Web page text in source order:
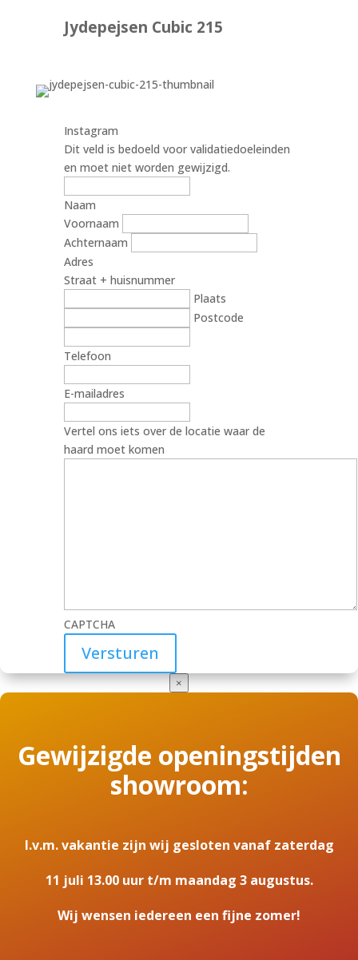
Jydepejsen Cubic 215
Instagram
Dit veld is bedoeld voor validatiedoeleinden
en moet niet worden gewijzigd.
Naam
Voornaam
Achternaam
Adres
Straat + huisnummer
Plaats
Postcode
Telefoon
E-mailadres
Vertel ons iets over de locatie waar de
haard moet komen
CAPTCHA
×
Gewijzigde openingstijden
showroom:
I.v.m. vakantie zijn wij gesloten vanaf zaterdag
11 juli 13.00 uur t/m maandag 3 augustus.
Wij wensen iedereen een fijne zomer!